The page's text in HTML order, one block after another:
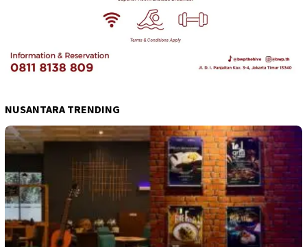
NUSANTARA TRENDING